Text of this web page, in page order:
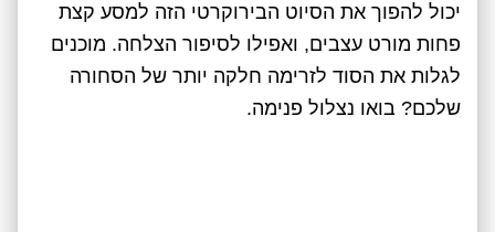
יכול להפוך את הסיוט הבירוקרטי הזה למסע קצת
פחות מורט עצבים, ואפילו לסיפור הצלחה. מוכנים
לגלות את הסוד לזרימה חלקה יותר של הסחורה
שלכם? בואו נצלול פנימה.